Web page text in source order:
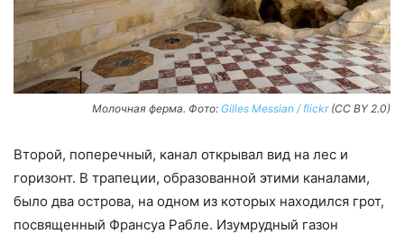
Молочная ферма. Фото: Gilles Messian / flickr(CC BY 2.0)
Второй, поперечный, канал открывал вид на лес и
горизонт. В трапеции, образованной этими каналами,
было два острова, на одном из которых находился грот,
посвященный Франсуа Рабле. Изумрудный газон